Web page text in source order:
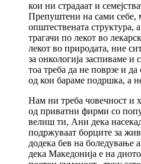
кои ни страдаат и
Препуштени на сами себе,
општествената структура,
трагачи по лекот во
лекот во природата, ние
за онкологија заспиваме и
тоа треба да не поврзе и да
од кои бараме подршка, а
Нам ни треба човечност и
од приватни фирми со
велиш ти, Ани дека
подржуваат борците за
додека бев на боледување
дека Македонија е на